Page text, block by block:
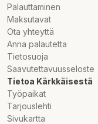
Palauttaminen
Maksutavat
Ota yhteyttä
Anna palautetta
Tietosuoja
Saavutettavuusseloste
Tietoa Kärkkäisestä
Työpaikat
Tarjouslehti
Sivukartta